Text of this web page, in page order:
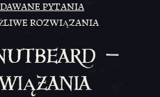
PYTANIA
ROZWIĄZANIA
–